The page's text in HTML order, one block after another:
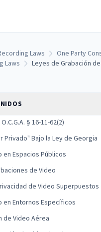
Laws
One Party
Laws
§ 16-11-62(2)
Privado" Bajo la Ley de Georgia
en Espacios Públicos
de Video
de Video Superpuestos
en Entornos Específicos
de Video Aérea